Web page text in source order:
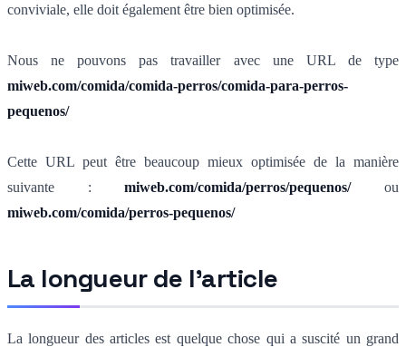
conviviale, elle doit également être bien optimisée.
Nous ne pouvons pas travailler avec une URL de type
miweb.com/comida/comida-perros/comida-para-perros-
pequenos/
Cette URL peut être beaucoup mieux optimisée de la manière
suivante :miweb.com/comida/perros/pequenos/ou
miweb.com/comida/perros-pequenos/
La longueur de l'article
La longueur des articles est quelque chose qui a suscité un grand